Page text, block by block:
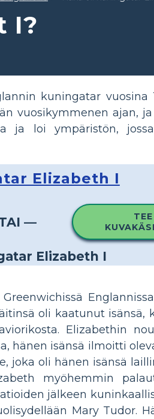
I?
kuningatar vuosina
vuosikymmenen ajan,
ja loi ympäristön,
Elizabeth I
—
oli kaatunut isänsä,
Elizabethin
hänen isänsä ilmoitti
joka oli hänen isänsä
myöhemmin
jälkeen
Mary Tudor.